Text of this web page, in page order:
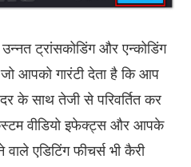
ट्रांसकोडिंग और एन्कोडिंग
आपको गारंटी देता है कि आप
के साथ तेजी से परिवर्तित कर
वीडियो इफेक्ट्स और आपके
एडिटिंग फीचर्स भी कैरी